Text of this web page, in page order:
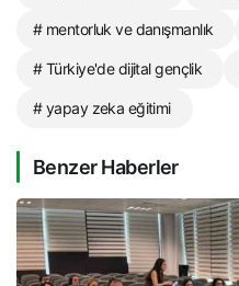
# mentorluk ve danışmanlık
# Türkiye'de dijital gençlik
# yapay zeka eğitimi
Benzer Haberler